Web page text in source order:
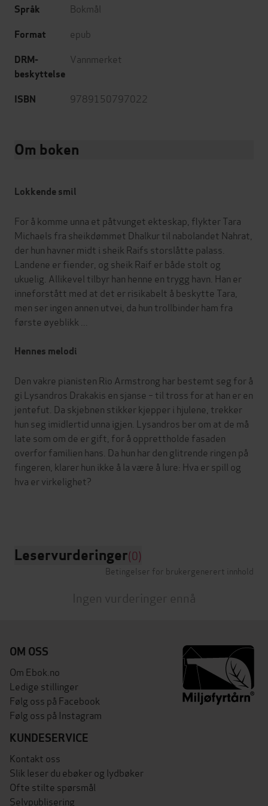
Språk Bokmål
Format epub
DRM-
beskyttelse
Vannmerket
ISBN 9789150797022
Om boken
Lokkende smil
For å komme unna et påtvunget ekteskap, flykter Tara
Michaels fra sheikdømmet Dhalkur til nabolandet Nahrat,
der hun havner midt i sheik Raifs storslåtte palass.
Landene er fiender, og sheik Raif er både stolt og
ukuelig. Allikevel tilbyr han henne en trygg havn. Han er
inneforstått med at det er risikabelt å beskytte Tara,
men ser ingen annen utvei, da hun trollbinder ham fra
første øyeblikk ...
Hennes melodi
Den vakre pianisten Rio Armstrong har bestemt seg for å
gi Lysandros Drakakis en sjanse – til tross for at han er en
jentefut. Da skjebnen stikker kjepper i hjulene, trekker
hun seg imidlertid unna igjen. Lysandros ber om at de må
late som om de er gift, for å opprettholde fasaden
overfor familien hans. Da hun har den glitrende ringen på
fingeren, klarer hun ikke å la være å lure: Hva er spill og
hva er virkelighet?
Leservurderinger(0)
Betingelser for brukergenerert innhold
Ingen vurderinger ennå
OM OSS
Om Ebok.no
Ledige stillinger
Følg oss på Facebook
Følg oss på Instagram
KUNDESERVICE
Kontakt oss
Slik leser du ebøker og lydbøker
Ofte stilte spørsmål
Selvpublisering